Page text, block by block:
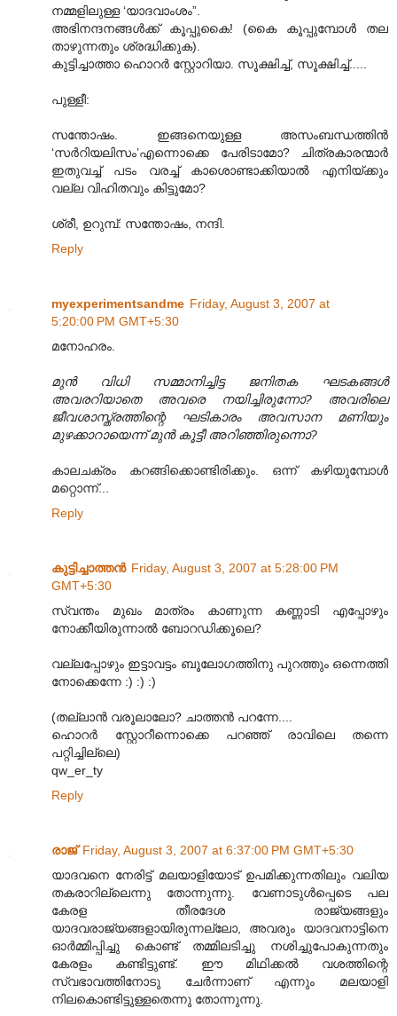
നമ്മളിലുള്ള ‘യാദവാംശം”.
അഭിനന്ദനങ്ങള്‍ക്ക് കൂപ്പുകൈ! (കൈ കൂപ്പുമ്പോള്‍ തല
താഴുന്നതും ശ്രദ്ധിക്കുക).
കുട്ടിച്ചാത്താ ഹൊറര്‍ സ്റ്റോറിയാ. സൂക്ഷിച്ച്, സൂക്ഷിച്ച്.....
പുള്ളീ:
സന്തോഷം. ഇങ്ങനെയുള്ള അസംബന്ധത്തിന്‍
‘സര്‍റിയലിസം’എന്നൊക്കെ പേരിടാമോ? ചിത്രകാരന്മാര്‍
ഇതുവച്ച് പടം വരച്ച് കാശൊണ്ടാക്കിയാല്‍ എനിയ്ക്കും
വല്ല വിഹിതവും കിട്ടുമോ?
ശ്രീ, ഉറുമ്പ്: സന്തോഷം, നന്ദി.
Reply
myexperimentsandme Friday, August 3, 2007 at
5:20:00 PM GMT+5:30
മനോഹരം.
മുന്‍ വിധി സമ്മാനിച്ചിട്ട ജനിതക ഘടകങ്ങള്‍
അവരറിയാതെ അവരെ നയിച്ചിരുന്നോ? അവരിലെ
ജീവശാസ്ത്രത്തിന്റെ ഘടികാരം അവസാന മണിയും
മുഴക്കാറായെന്ന് മുന്‍ കൂട്ടീ അറിഞ്ഞിരുന്നൊ?
കാലചക്രം കറങ്ങിക്കൊണ്ടിരിക്കും. ഒന്ന് കഴിയുമ്പോള്‍
മറ്റൊന്ന്...
Reply
കുട്ടിച്ചാത്തന്‍ Friday, August 3, 2007 at 5:28:00 PM
GMT+5:30
സ്വന്തം മുഖം മാത്രം കാണുന്ന കണ്ണാടി എപ്പോഴും
നോക്കീയിരുന്നാല്‍ ബോറഡിക്കൂലെ?
വല്ലപ്പോഴും ഇട്ടാവട്ടം ബൂലോഗത്തിനു പുറത്തും ഒന്നെത്തി
നോക്കെന്നേ :) :) :)
(തല്ലാന്‍ വരൂലാലോ? ചാത്തന്‍ പറന്നേ....
ഹൊറര്‍ സ്റ്റോറീന്നൊക്കെ പറഞ്ഞ് രാവിലെ തന്നെ
പറ്റിച്ചില്ലെ)
qw_er_ty
Reply
രാജ് Friday, August 3, 2007 at 6:37:00 PM GMT+5:30
യാദവനെ നേരിട്ട് മലയാളിയോട് ഉപമിക്കുന്നതിലും വലിയ
തകരാറില്ലെന്നു തോന്നുന്നു. വേണാടുള്‍പ്പെടെ പല
കേരള തീരദേശ രാജ്യങ്ങളും
യാദവരാജ്യങ്ങളായിരുന്നല്ലോ, അവരും യാദവനാട്ടിനെ
ഓര്‍മ്മിപ്പിച്ചു കൊണ്ട് തമ്മിലടിച്ചു നശിച്ചുപോകുന്നതും
കേരളം കണ്ടിട്ടുണ്ട്. ഈ മിഥിക്കല്‍ വശത്തിന്റെ
സ്വഭാവത്തിനോടു ചേര്‍ന്നാണ് എന്നും മലയാളി
നിലകൊണ്ടിട്ടുള്ളതെന്നു തോന്നുന്നു.